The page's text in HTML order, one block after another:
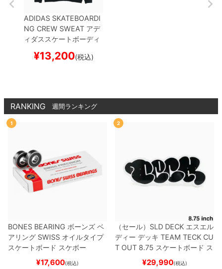
ADIDAS SKATEBOARDI
NG CREW SWEAT アデ
ィダススケートボーディ
HER x AFA GONZKX45
¥13,200(税込)
RANKING 週間ランキング
1
BONES BEARING ボーンズ ベ
アリング SWISS オイルタイプ
スケートボード スケボー
¥17,600(税込)
2
（セール） SLD DECK エスエル
ディー デッキ TEAM TECK CU
T OUT 8.75 スケートボード ス
¥29,990(税込)